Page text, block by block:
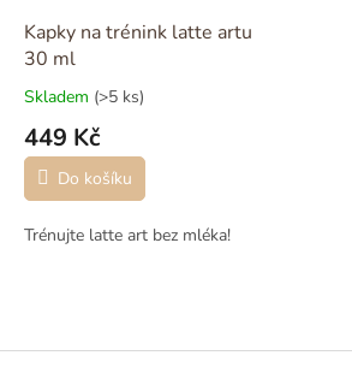
Kapky na trénink latte artu
30 ml
Skladem (>5 ks)
449 Kč
Do košíku
Trénujte latte art bez mléka!
Z